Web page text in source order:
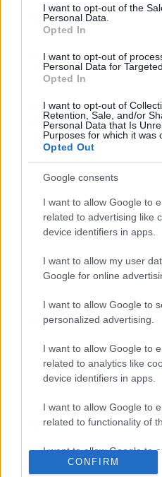
I want to opt-out of the
Personal Data.
Opted In
I want to opt-out of
Personal Data for
Opted In
I want to opt-out of
Retention, Sale, and/or
Personal Data that Is
Purposes for which it was
Opted Out
Google consents
I want to allow Google to
related to advertising like
device identifiers in apps.
I want to allow my user
Google for online
I want to allow Google to
personalized advertising.
I want to allow Google to
related to analytics like
device identifiers in apps.
I want to allow Google to
related to functionality of
I want to allow Google to
related to personalization.
CONFIRM
samedi
Toulouse -
officielle du Stade
pour la finale du
Stade Toulousain :
instant", le
ses anciens
du Top 14
Stade Toulousain :
grand rendez-
Toulouse pour
Stade Toulousain :
Dupont avec les
du Top 14
Stade Toulousain :
niveau", les
Mola, Willis, Cros,
après la
Stade Toulousain :
Ugo Mola fait le
de Chocobares et
Stade Toulousain :
Novès balaie les